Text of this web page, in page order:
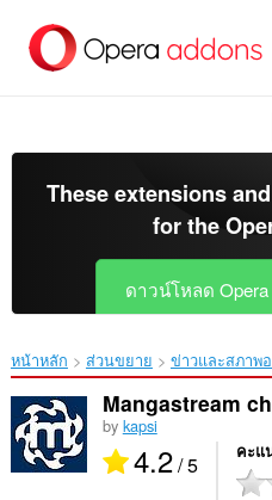
These extensions
for the
ดาวน์โหลด Opera
หน้าหลัก ส่วนขยาย ข่าวและสภาพ
Mangastream
by kapsi
4.2/ 5 คะแ